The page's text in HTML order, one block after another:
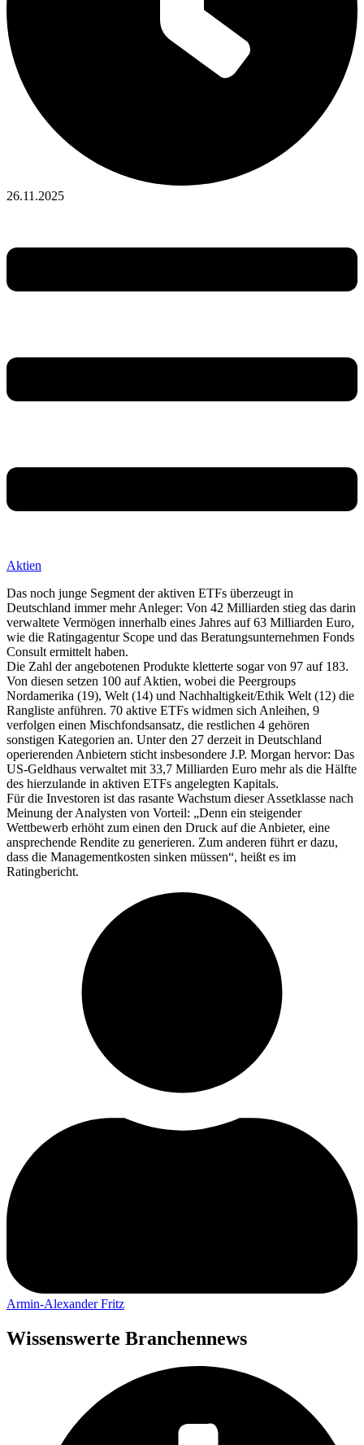
26.11.2025
Aktien
Das noch junge Segment der aktiven ETFs überzeugt in
Deutschland immer mehr Anleger: Von 42 Milliarden stieg das darin
verwaltete Vermögen innerhalb eines Jahres auf 63 Milliarden Euro,
wie die Ratingagentur Scope und das Beratungsunternehmen Fonds
Consult ermittelt haben.
Die Zahl der angebotenen Produkte kletterte sogar von 97 auf 183.
Von diesen setzen 100 auf Aktien, wobei die Peergroups
Nordamerika (19), Welt (14) und Nachhaltigkeit/Ethik Welt (12) die
Rangliste anführen. 70 aktive ETFs widmen sich Anleihen, 9
verfolgen einen Mischfondsansatz, die restlichen 4 gehören
sonstigen Kategorien an. Unter den 27 derzeit in Deutschland
operierenden Anbietern sticht insbesondere J.P. Morgan hervor: Das
US-Geldhaus verwaltet mit 33,7 Milliarden Euro mehr als die Hälfte
des hierzulande in aktiven ETFs angelegten Kapitals.
Für die Investoren ist das rasante Wachstum dieser Assetklasse nach
Meinung der Analysten von Vorteil: „Denn ein steigender
Wettbewerb erhöht zum einen den Druck auf die Anbieter, eine
ansprechende Rendite zu generieren. Zum anderen führt er dazu,
dass die Managementkosten sinken müssen“, heißt es im
Ratingbericht.
Armin-Alexander Fritz
Wissenswerte Branchennews